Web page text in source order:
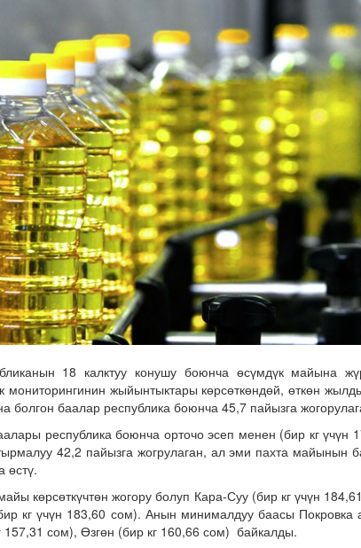
18 калктуу конушу боюнча өсүмдүк майына
мониторингинин жыйынтыктары көрсөткөндөй, өткөн
баалар республика боюнча 45,7 пайызга
республика боюнча орточо эсеп менен (бир кг үчүн
42,2 пайызга жогрулаган, ал эми пахта майынын
өстү.
көрсөткүчтөн жогору болуп Кара-Суу (бир кг үчүн
кг үчүн 183,60 сом). Анын минималдуу баасы Покровка
сом), Өзгөн (бир кг 160,66 сом) байкалды.